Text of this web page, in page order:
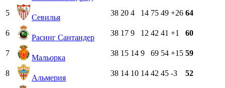
5
Севилья
38 20 4 14 75 49 +26 64
6
Расинг Сантандер
38 17 9 12 42 41 +1 60
7
Мальорка
38 15 14 9 69 54 +15 59
8
Альмерия
38 14 10 14 42 45 -3 52